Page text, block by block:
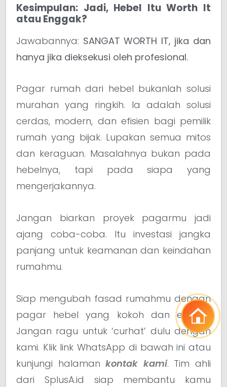
Kesimpulan: Jadi, Hebel Itu Worth It
atau Enggak?
Jawabannya: SANGAT WORTH IT, jika dan
hanya jika dieksekusi oleh profesional.
Pagar rumah dari hebel bukanlah solusi
murahan yang ringkih. Ia adalah solusi
cerdas, modern, dan efisien bagi pemilik
rumah yang bijak. Lupakan semua mitos
dan keraguan. Masalahnya bukan pada
hebelnya, tapi pada siapa yang
mengerjakannya.
Jangan biarkan proyek pagarmu jadi
ajang coba-coba. Itu investasi jangka
panjang untuk keamanan dan keindahan
rumahmu.
Siap mengubah fasad rumahmu dengan
pagar hebel yang kokoh dan estetik?
Jangan ragu untuk ‘curhat’ dulu dengan
kami. Klik link WhatsApp di bawah ini atau
kunjungi halamankontak kami. Tim ahli
dari SplusA.id siap membantu kamu